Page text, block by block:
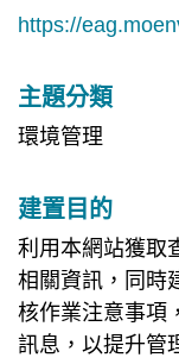
https://
主題分類
環境管理
建置目的
利用本網站獲取
相關資訊，同時
核作業注意事項
訊息，以提升管